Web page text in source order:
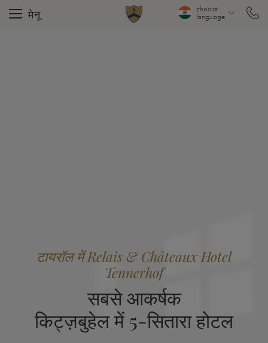
मेनू
choose
language
टायरॉल में Relais & Châteaux Hotel
Tennerhof
सबसे आकर्षक
किट्ज़बुहेल में 5-सितारा होटल